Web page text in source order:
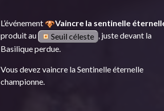
L’événement Vaincre la sentinelle
produit au
Seuil céleste
, juste devant la
Basilique perdue.
Vous devez vaincre la Sentinelle éternelle
championne.